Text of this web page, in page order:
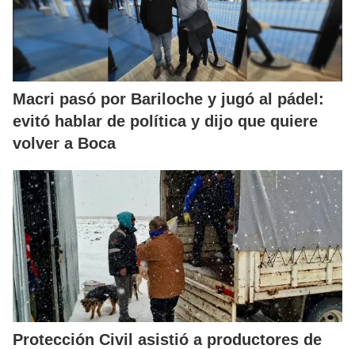
Macri pasó por Bariloche y jugó al pádel:
evitó hablar de política y dijo que quiere
volver a Boca
Protección Civil asistió a productores de